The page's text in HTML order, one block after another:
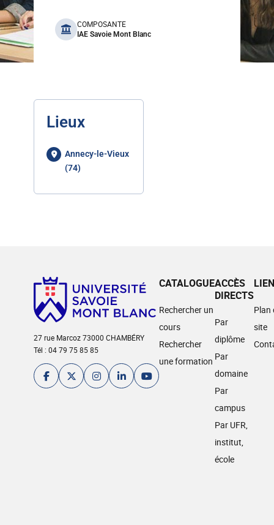
benefits
COMPOSANTE
IAE Savoie Mont Blanc
Lieux
Annecy-le-Vieux
(74)
27 rue Marcoz 73000 CHAMBÉRY
Tél : 04 79 75 85 85
CATALOGUE
Rechercher un
cours
Rechercher
une formation
ACCÈS
DIRECTS
Par
diplôme
Par
domaine
Par
campus
Par UFR,
institut,
école
Plan
site